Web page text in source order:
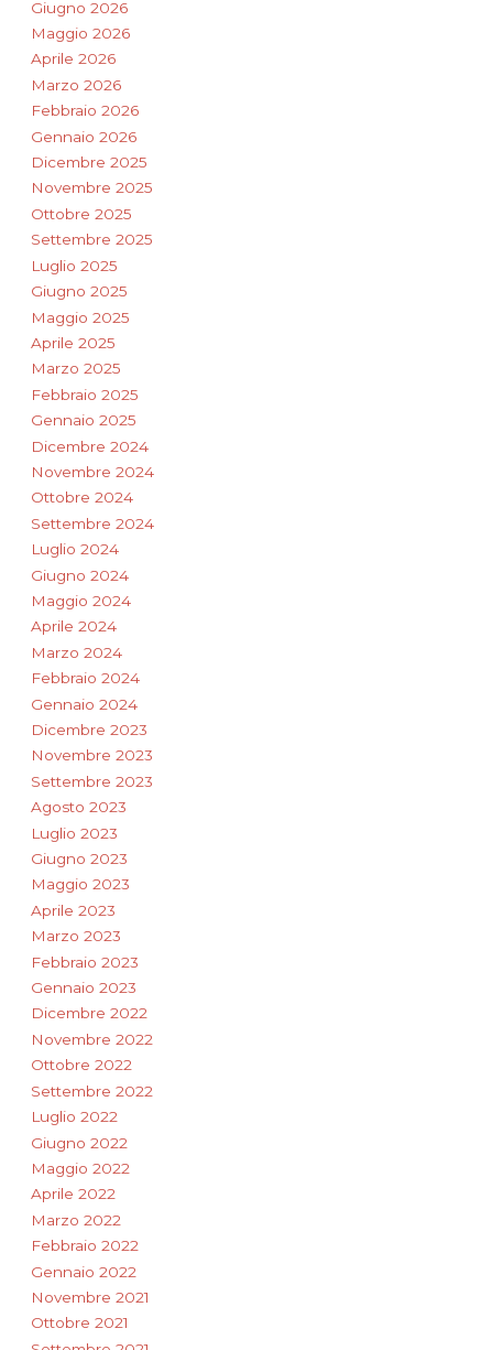
Giugno 2026
Maggio 2026
Aprile 2026
Marzo 2026
Febbraio 2026
Gennaio 2026
Dicembre 2025
Novembre 2025
Ottobre 2025
Settembre 2025
Luglio 2025
Giugno 2025
Maggio 2025
Aprile 2025
Marzo 2025
Febbraio 2025
Gennaio 2025
Dicembre 2024
Novembre 2024
Ottobre 2024
Settembre 2024
Luglio 2024
Giugno 2024
Maggio 2024
Aprile 2024
Marzo 2024
Febbraio 2024
Gennaio 2024
Dicembre 2023
Novembre 2023
Settembre 2023
Agosto 2023
Luglio 2023
Giugno 2023
Maggio 2023
Aprile 2023
Marzo 2023
Febbraio 2023
Gennaio 2023
Dicembre 2022
Novembre 2022
Ottobre 2022
Settembre 2022
Luglio 2022
Giugno 2022
Maggio 2022
Aprile 2022
Marzo 2022
Febbraio 2022
Gennaio 2022
Novembre 2021
Ottobre 2021